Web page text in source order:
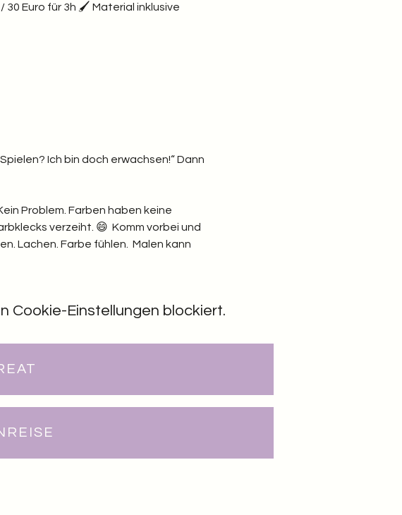
30 Euro für 3h 🖌️ Material inklusive
Ich bin doch erwachsen!“ Dann
Problem. Farben haben keine
verzeiht. 😄  Komm vorbei und
Lachen. Farbe fühlen.  Malen kann
Cookie-Einstellungen blockiert.